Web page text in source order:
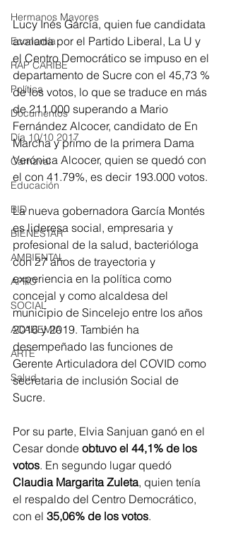
Hermanos Mayores
Economía
RAP CARIBE
Política
Documentos
Día 10/10 2017
Carnaval
Educación
BID
BIENESTAR
AMBIENTAL
AFRO
SOCIAL
ACADEMIA
ARTE
Salud
Lucy Inés García, quien fue candidata
avalada por el Partido Liberal, La U y
el Centro Democrático se impuso en el
departamento de Sucre con el 45,73 %
de los votos, lo que se traduce en más
de 211.000 superando a Mario
Fernández Alcocer, candidato de En
Marcha y primo de la primera Dama
Verónica Alcocer, quien se quedó con
el con 41.79%, es decir 193.000 votos.
La nueva gobernadora García Montés
es lideresa social, empresaria y
profesional de la salud, bacterióloga
con 27 años de trayectoria y
experiencia en la política como
concejal y como alcaldesa del
municipio de Sincelejo entre los años
2016 y 2019. También ha
desempeñado las funciones de
Gerente Articuladora del COVID como
secretaria de inclusión Social de
Sucre.
Por su parte, Elvia Sanjuan ganó en el
Cesar donde obtuvo el 44,1% de los
votos. En segundo lugar quedó
Claudia Margarita Zuleta, quien tenía
el respaldo del Centro Democrático,
con el 35,06% de los votos.